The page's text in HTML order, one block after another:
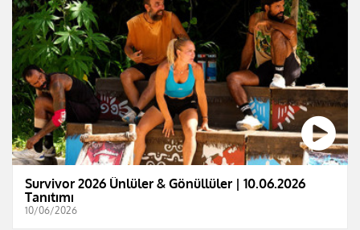
Survivor 2026 Ünlüler & Gönüllüler | 10.06.2026
Tanıtımı
10/06/2026